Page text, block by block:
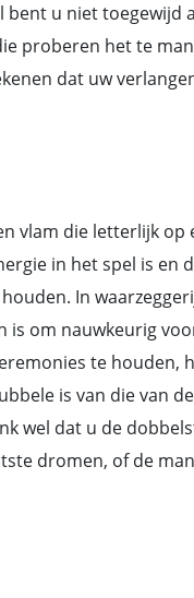
bent u niet toegewijd
proberen het te
dat uw
vlam die letterlijk
in het spel is en
In
is om nauwkeurig
te houden,
is van die van
wel dat u de
dromen, of de